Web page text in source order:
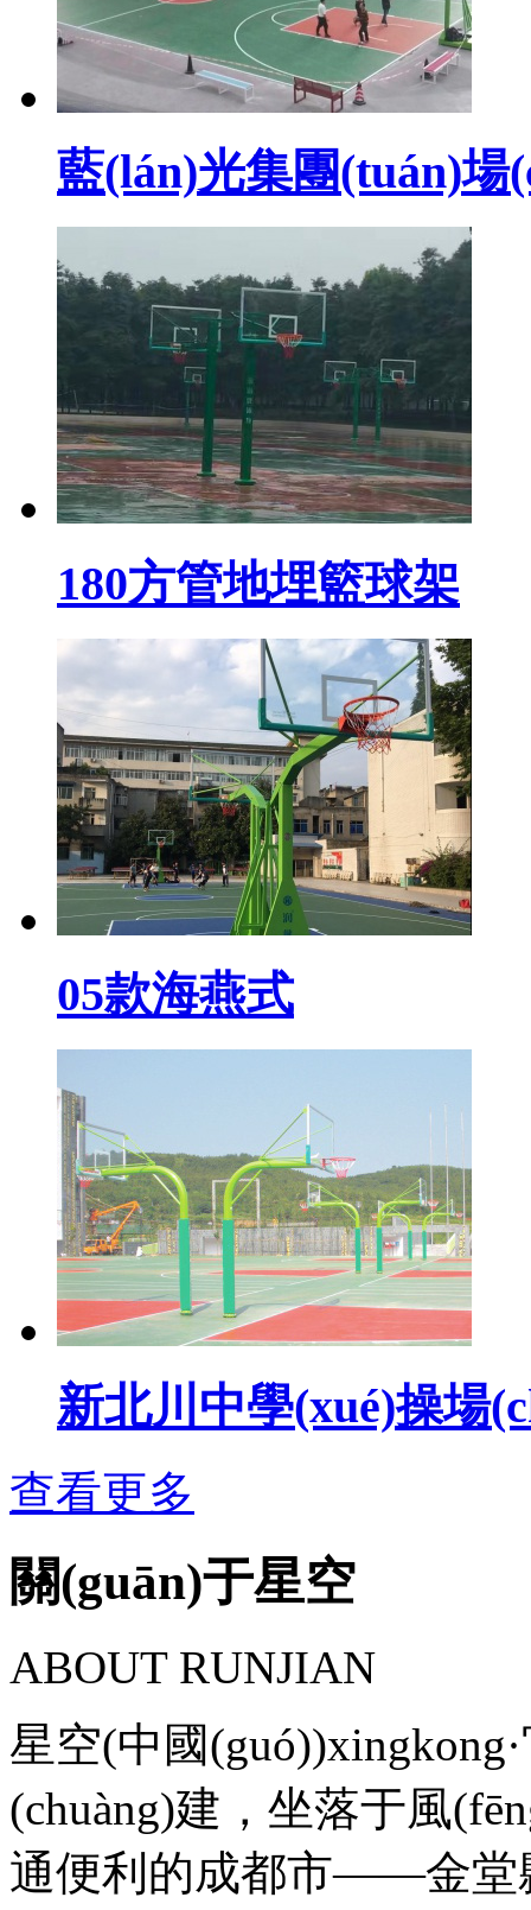
藍(lán)光集團(tuán)場
180方管地埋籃球架
05款海燕式
新北川中學(xué)操場
查看更多
關(guān)于星空
ABOUT RUNJIAN
星空(中國
(chuàng)建，坐落于風
通便利的成都市——金堂